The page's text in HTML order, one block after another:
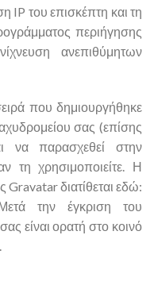
IP του επισκέπτη και τη
περιήγησης
ανεπιθύμητων
που δημιουργήθηκε
σας (επίσης
να παρασχεθεί στην
τη χρησιμοποιείτε. Η
Gravatar διατίθεται εδώ:
την έγκριση του
είναι ορατή στο κοινό